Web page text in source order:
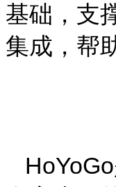
基础，支
集成，帮
HoYoGo